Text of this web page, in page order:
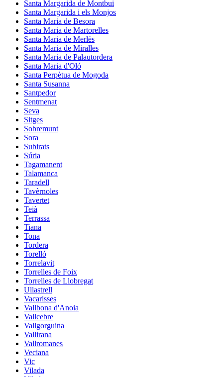
Santa Margarida de Montbui
Santa Margarida i els Monjos
Santa Maria de Besora
Santa Maria de Martorelles
Santa Maria de Merlès
Santa Maria de Miralles
Santa Maria de Palautordera
Santa Maria d'Oló
Santa Perpètua de Mogoda
Santa Susanna
Santpedor
Sentmenat
Seva
Sitges
Sobremunt
Sora
Subirats
Súria
Tagamanent
Talamanca
Taradell
Tavèrnoles
Tavertet
Teià
Terrassa
Tiana
Tona
Tordera
Torelló
Torrelavit
Torrelles de Foix
Torrelles de Llobregat
Ullastrell
Vacarisses
Vallbona d'Anoia
Vallcebre
Vallgorguina
Vallirana
Vallromanes
Veciana
Vic
Vilada